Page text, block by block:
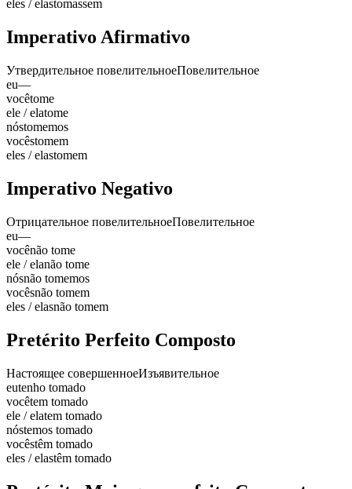
eles / elastomassem
Imperativo Afirmativo
Утвердительное повелительноеПовелительное
eu—
vocêtome
ele / elatome
nóstomemos
vocêstomem
eles / elastomem
Imperativo Negativo
Отрицательное повелительноеПовелительное
eu—
vocênão tome
ele / elanão tome
nósnão tomemos
vocêsnão tomem
eles / elasnão tomem
Pretérito Perfeito Composto
Настоящее совершенноеИзъявительное
eutenho tomado
vocêtem tomado
ele / elatem tomado
nóstemos tomado
vocêstêm tomado
eles / elastêm tomado